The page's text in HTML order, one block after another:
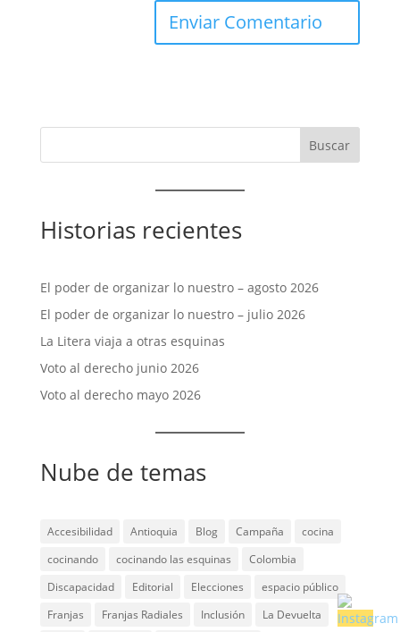
Historias recientes
El poder de organizar lo nuestro – agosto 2026
El poder de organizar lo nuestro – julio 2026
La Litera viaja a otras esquinas
Voto al derecho junio 2026
Voto al derecho mayo 2026
Nube de temas
Accesibilidad Antioquia Blog Campaña
cocina
cocinando
cocinando las esquinas
Colombia
Discapacidad
Editorial Elecciones
espacio público
Franjas
Franjas Radiales Inclusión
La Devuelta